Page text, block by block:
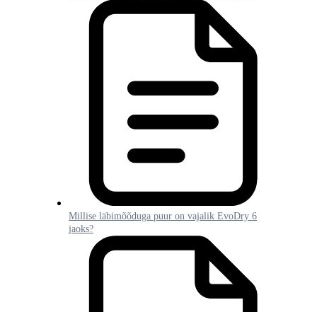
Millise läbimõõduga puur on vajalik EvoDry 6
jaoks?